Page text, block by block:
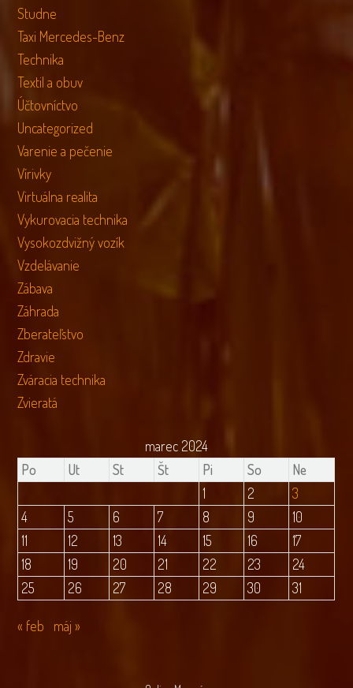
Studne
Taxi Mercedes-Benz
Technika
Textil a obuv
Účtovníctvo
Uncategorized
Varenie a pečenie
Vírivky
Virtuálna realita
Vykurovacia technika
Vysokozdvižný vozík
Vzdelávanie
Zábava
Záhrada
Zberateľstvo
Zdravie
Zváracia technika
Zvieratá
marec 2024
Po
Ut St Št Pi So
Ne
1
2
3
4
5 6 7 8 9
10
11
12 13 14 15 16
17
18
19 20 21 22 23
24
25
26 27 28 29 30 31
« feb máj »